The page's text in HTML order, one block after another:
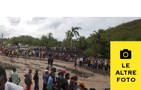
LE
ALTRE
FOTO